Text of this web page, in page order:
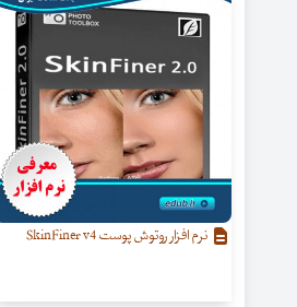
نرم افزار روتوش پوست SkinFiner v4